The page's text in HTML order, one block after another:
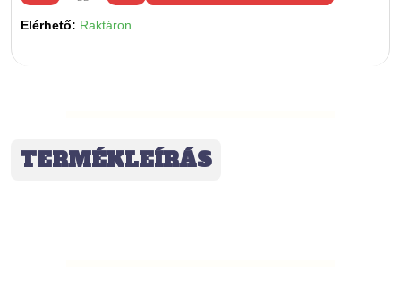
Elérhető: Raktáron
TERMÉKLEÍRÁS